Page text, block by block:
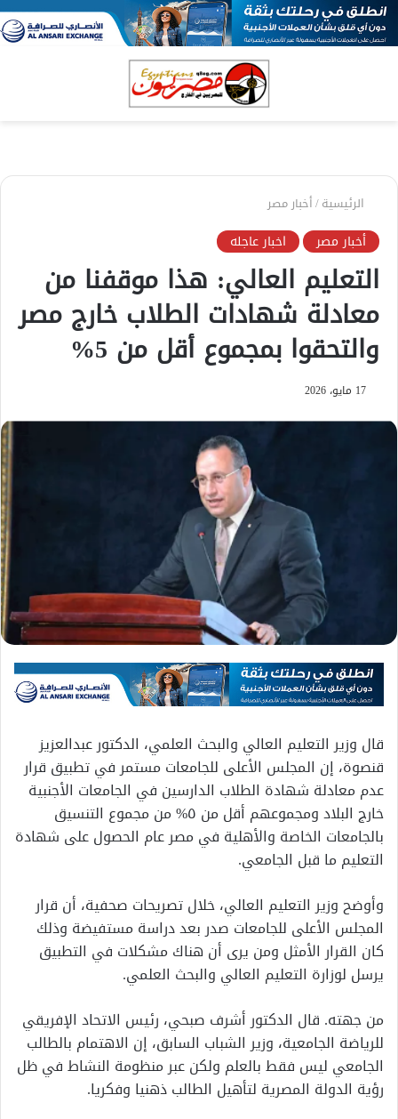
الرئيسية/أخبار مصر
أخبار مصر اخبار عاجله
التعليم العالي: هذا موقفنا من
معادلة شهادات الطلاب خارج مصر
والتحقوا بمجموع أقل من 5%
17 مايو، 2026
قال وزير التعليم العالي والبحث العلمي، الدكتور عبدالعزيز
قنصوة، إن المجلس الأعلى للجامعات مستمر في تطبيق قرار
عدم معادلة شهادة الطلاب الدارسين في الجامعات الأجنبية
خارج البلاد ومجموعهم أقل من ٥% من مجموع التنسيق
بالجامعات الخاصة والأهلية في مصر عام الحصول على شهادة
التعليم ما قبل الجامعي.
وأوضح وزير التعليم العالي، خلال تصريحات صحفية، أن قرار
المجلس الأعلى للجامعات صدر بعد دراسة مستفيضة وذلك
كان القرار الأمثل ومن يرى أن هناك مشكلات في التطبيق
يرسل لوزارة التعليم العالي والبحث العلمي.
من جهته. قال الدكتور أشرف صبحي، رئيس الاتحاد الإفريقي
للرياضة الجامعية، وزير الشباب السابق، إن الاهتمام بالطالب
الجامعي ليس فقط بالعلم ولكن عبر منظومة النشاط في ظل
رؤية الدولة المصرية لتأهيل الطالب ذهنيا وفكريا.